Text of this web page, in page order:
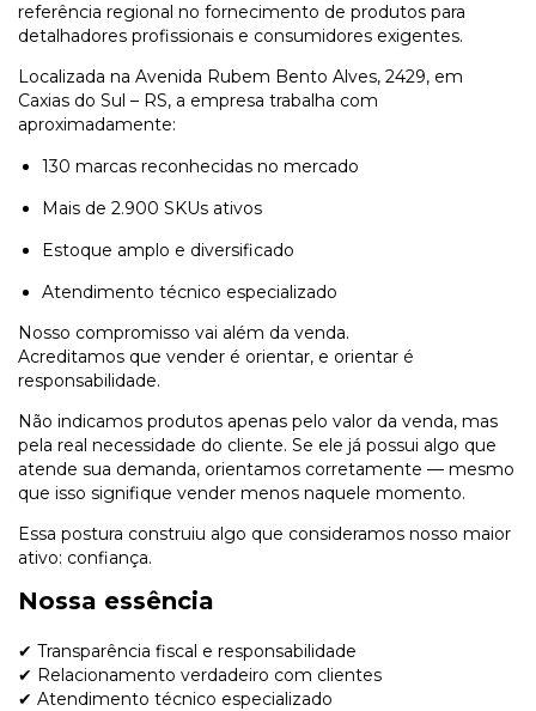
referência regional no fornecimento de produtos para
detalhadores profissionais e consumidores exigentes.
Localizada na Avenida Rubem Bento Alves, 2429, em
Caxias do Sul – RS, a empresa trabalha com
aproximadamente:
130 marcas reconhecidas no mercado
Mais de 2.900 SKUs ativos
Estoque amplo e diversificado
Atendimento técnico especializado
Nosso compromisso vai além da venda.
Acreditamos que vender é orientar, e orientar é
responsabilidade.
Não indicamos produtos apenas pelo valor da venda, mas
pela real necessidade do cliente. Se ele já possui algo que
atende sua demanda, orientamos corretamente — mesmo
que isso signifique vender menos naquele momento.
Essa postura construiu algo que consideramos nosso maior
ativo: confiança.
Nossa essência
✔ Transparência fiscal e responsabilidade
✔ Relacionamento verdadeiro com clientes
✔ Atendimento técnico especializado